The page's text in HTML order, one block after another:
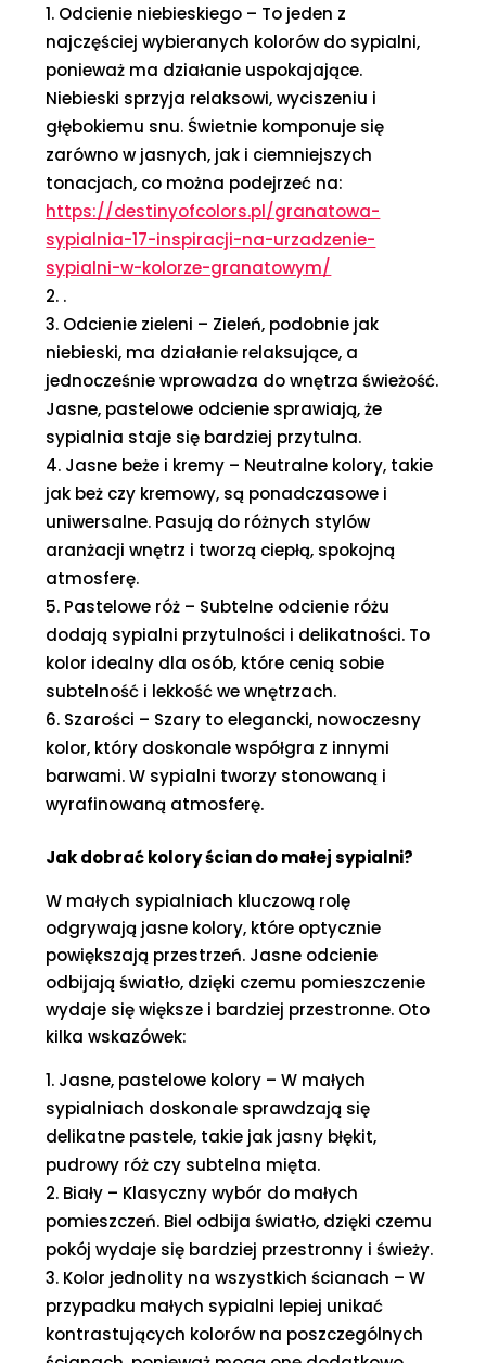
Odcienie niebieskiego – To jeden z
najczęściej wybieranych kolorów do sypialni,
ponieważ ma działanie uspokajające.
Niebieski sprzyja relaksowi, wyciszeniu i
głębokiemu snu. Świetnie komponuje się
zarówno w jasnych, jak i ciemniejszych
tonacjach, co można podejrzeć na:
https://destinyofcolors.pl/granatowa-
sypialnia-17-inspiracji-na-urzadzenie-
sypialni-w-kolorze-granatowym/
.
Odcienie zieleni – Zieleń, podobnie jak
niebieski, ma działanie relaksujące, a
jednocześnie wprowadza do wnętrza świeżość.
Jasne, pastelowe odcienie sprawiają, że
sypialnia staje się bardziej przytulna.
Jasne beże i kremy – Neutralne kolory, takie
jak beż czy kremowy, są ponadczasowe i
uniwersalne. Pasują do różnych stylów
aranżacji wnętrz i tworzą ciepłą, spokojną
atmosferę.
Pastelowe róż – Subtelne odcienie różu
dodają sypialni przytulności i delikatności. To
kolor idealny dla osób, które cenią sobie
subtelność i lekkość we wnętrzach.
Szarości – Szary to elegancki, nowoczesny
kolor, który doskonale współgra z innymi
barwami. W sypialni tworzy stonowaną i
wyrafinowaną atmosferę.
Jak dobrać kolory ścian do małej sypialni?
W małych sypialniach kluczową rolę
odgrywają jasne kolory, które optycznie
powiększają przestrzeń. Jasne odcienie
odbijają światło, dzięki czemu pomieszczenie
wydaje się większe i bardziej przestronne. Oto
kilka wskazówek:
Jasne, pastelowe kolory – W małych
sypialniach doskonale sprawdzają się
delikatne pastele, takie jak jasny błękit,
pudrowy róż czy subtelna mięta.
Biały – Klasyczny wybór do małych
pomieszczeń. Biel odbija światło, dzięki czemu
pokój wydaje się bardziej przestronny i świeży.
Kolor jednolity na wszystkich ścianach – W
przypadku małych sypialni lepiej unikać
kontrastujących kolorów na poszczególnych